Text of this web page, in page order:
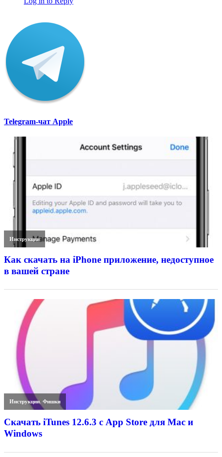
Telegram-чат Apple
Инструкции
Как скачать на iPhone приложение, недоступное
в вашей стране
Инструкции,Фишки
Скачать iTunes 12.6.3 с App Store для Mac и
Windows